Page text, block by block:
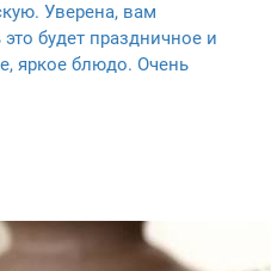
Уверена, вам
будет праздничное и
яркое блюдо. Очень